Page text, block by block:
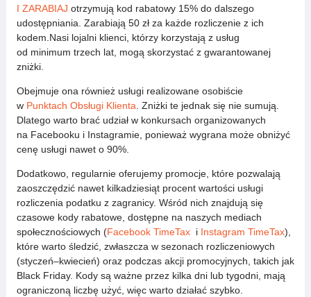
I ZARABIAJ otrzymują kod rabatowy 15% do dalszego
udostępniania. Zarabiają 50 zł za każde rozliczenie z ich
kodem.Nasi lojalni klienci, którzy korzystają z usług
od minimum trzech lat, mogą skorzystać z gwarantowanej
zniżki.
Obejmuje ona również usługi realizowane osobiście
w Punktach Obsługi Klienta. Zniżki te jednak się nie sumują.
Dlatego warto brać udział w konkursach organizowanych
na Facebooku i Instagramie, ponieważ wygrana może obniżyć
cenę usługi nawet o 90%.
Dodatkowo, regularnie oferujemy promocje, które pozwalają
zaoszczędzić nawet kilkadziesiąt procent wartości usługi
rozliczenia podatku z zagranicy. Wśród nich znajdują się
czasowe kody rabatowe, dostępne na naszych mediach
społecznościowych (Facebook TimeTaxi Instagram TimeTax),
które warto śledzić, zwłaszcza w sezonach rozliczeniowych
(styczeń–kwiecień) oraz podczas akcji promocyjnych, takich jak
Black Friday. Kody są ważne przez kilka dni lub tygodni, mają
ograniczoną liczbę użyć, więc warto działać szybko.